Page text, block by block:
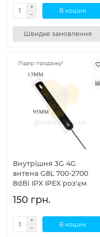
В кошик
Швидке замовлення
Лідер продажу!
Внутрішня 3G 4G
антена G8L 700-2700
8dBi IPX IPEX роз'єм
150 грн.
В кошик